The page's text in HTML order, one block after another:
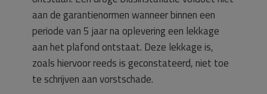
aan de garantienormen wanneer binnen een
periode van 5 jaar na oplevering een lekkage
aan het plafond ontstaat. Deze lekkage is,
zoals hiervoor reeds is geconstateerd, niet toe
te schrijven aan vorstschade.